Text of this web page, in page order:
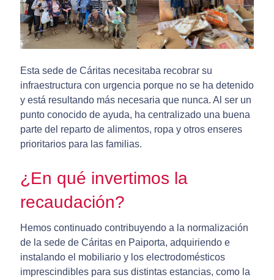
Esta sede de Cáritas necesitaba recobrar su
infraestructura con urgencia porque no se ha detenido
y está resultando más necesaria que nunca. Al ser un
punto conocido de ayuda, ha centralizado una buena
parte del reparto de alimentos, ropa y otros enseres
prioritarios para las familias.
¿En qué invertimos la
recaudación?
Hemos continuado contribuyendo a la normalización
de la sede de Cáritas en Paiporta, adquiriendo e
instalando el mobiliario y los electrodomésticos
imprescindibles para sus distintas estancias, como la